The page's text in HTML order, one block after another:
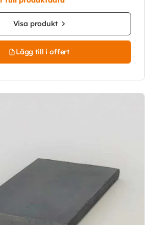
Visa produkt
Lägg till i offert